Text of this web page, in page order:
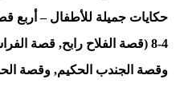
حكايات جميلة للأطفال – أربع
4-8 (قصة الفلاح رابح, قصة
وقصة الجندب الحكيم, وقصة